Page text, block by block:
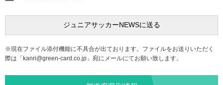
※現在ファイル添付機能に不具合が出ております。ファイルをお送りいただく
際は「kanri@green-card.co.jp 」宛にメールにてお願い致します。